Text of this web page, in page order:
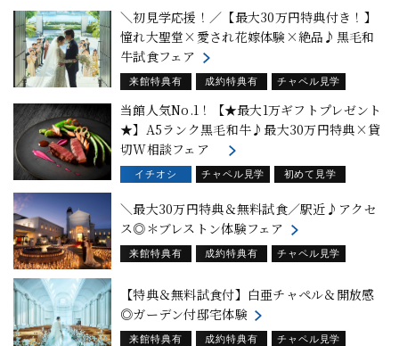
＼初見学応援！／【最大30万円特典付き！】
憧れ大聖堂×愛され花嫁体験×絶品♪黒毛和
牛試食フェア
来館特典有 成約特典有
チャペル見学
初めて見学
試食フェア
当館人気No.1！【★最大1万ギフトプレゼント
★】A5ランク黒毛和牛♪最大30万円特典×貸
切W相談フェア
イチオシ チャペル見学
初めて見学
＼最大30万円特典＆無料試食／駅近♪アクセ
ス◎＊ブレストン体験フェア
来館特典有 成約特典有
チャペル見学
【特典＆無料試食付】白亜チャペル＆開放感
◎ガーデン付邸宅体験
来館特典有 成約特典有
チャペル見学